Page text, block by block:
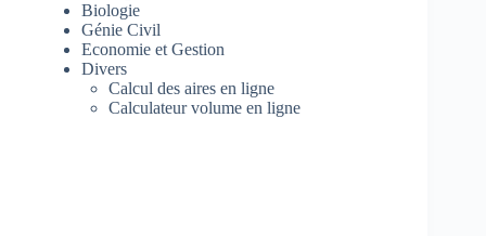
Biologie
Génie Civil
Economie et Gestion
Divers
Calcul des aires en ligne
Calculateur volume en ligne